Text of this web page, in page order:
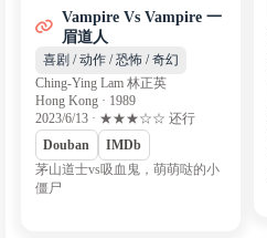
Vampire Vs Vampire 一
眉道人
喜剧 / 动作 / 恐怖 / 奇幻
Ching-Ying Lam 林正英
Hong Kong · 1989
2023/6/13 · ★★★☆☆ 还行
Douban
IMDb
茅山道士vs吸血鬼，萌萌哒的小
僵尸